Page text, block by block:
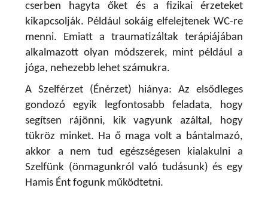
cserben hagyta őket és a fizikai érzeteket
kikapcsolják. Például sokáig elfelejtenek WC-re
menni. Emiatt a traumatizáltak terápiájában
alkalmazott olyan módszerek, mint például a
jóga, nehezebb lehet számukra.
A Szelférzet (Énérzet) hiánya: Az elsődleges
gondozó egyik legfontosabb feladata, hogy
segítsen rájönni, kik vagyunk azáltal, hogy
tükröz minket. Ha ő maga volt a bántalmazó,
akkor a nem tud egészségesen kialakulni a
Szelfünk (önmagunkról való tudásunk) és egy
Hamis Ént fogunk működtetni.